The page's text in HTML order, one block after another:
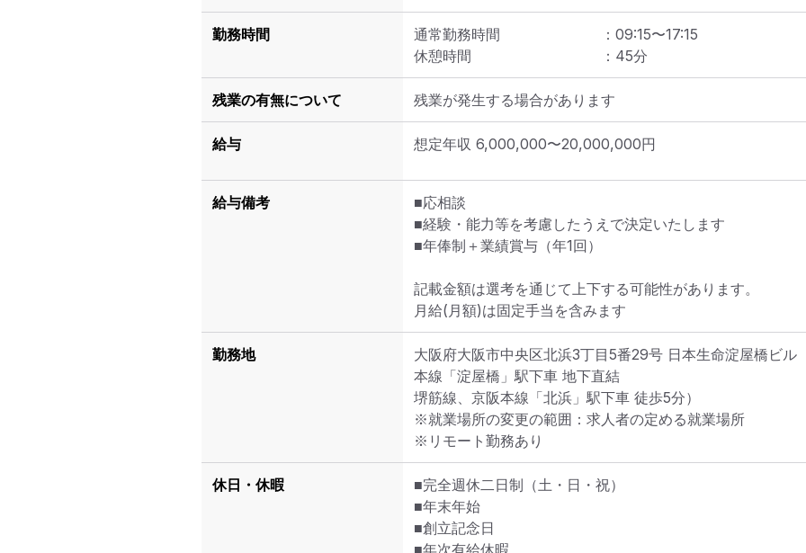
勤務時間 通常勤務時間 ： 09:15〜17:15
休憩時間
： 45分
残業の有無について 残業が発生する場合があります
給与 想定年収 6,000,000〜20,000,000円
給与備考
■応相談
■経験・能力等を考慮したうえで決定いたします
■年俸制＋業績賞与（年1回）
記載金額は選考を通じて上下する可能性があります。
月給(月額)は固定手当を含みます
勤務地 大阪府大阪市中央区北浜3丁目5番29号 日本生命淀屋橋ビル
本線「淀屋橋」駅下車 地下直結
堺筋線、京阪本線「北浜」駅下車 徒歩5分）
※就業場所の変更の範囲：求人者の定める就業場所
※リモート勤務あり
休日・休暇
■完全週休二日制（土・日・祝）
■年末年始
■創立記念日
■年次有給休暇